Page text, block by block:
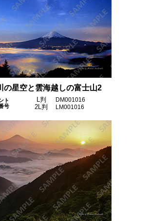
の星空と雲海越しの富士山2
ト
号
L判 DM001016
2L判 LM001016